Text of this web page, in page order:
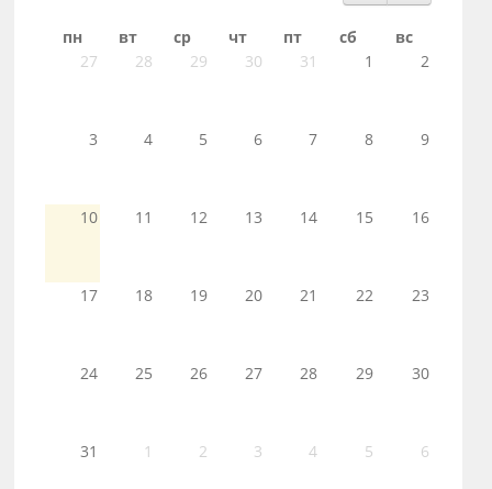
пн вт ср чт пт сб
вс
27
28 29 30 31 1 2
3 4 5 6 7 8 9
10 11 12 13 14 15 16
17 18 19 20 21 22 23
24 25 26 27 28 29 30
31 1 2 3 4 5 6